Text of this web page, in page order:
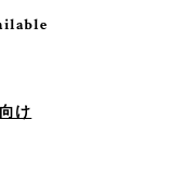
け